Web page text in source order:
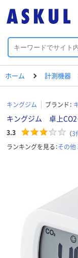
ホーム 計測機器
キングジム ブランド：
キングジム 卓上
3.3 （3
ランキングを見る：その他